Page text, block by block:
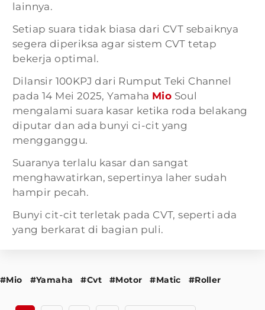
lainnya.
Setiap suara tidak biasa dari CVT sebaiknya
segera diperiksa agar sistem CVT tetap
bekerja optimal.
Dilansir 100KPJ dari Rumput Teki Channel
pada 14 Mei 2025, Yamaha Mio Soul
mengalami suara kasar ketika roda belakang
diputar dan ada bunyi ci-cit yang
mengganggu.
Suaranya terlalu kasar dan sangat
menghawatirkan, sepertinya laher sudah
hampir pecah.
Bunyi cit-cit terletak pada CVT, seperti ada
yang berkarat di bagian puli.
#Mio #Yamaha #Cvt #Motor #Matic #Roller